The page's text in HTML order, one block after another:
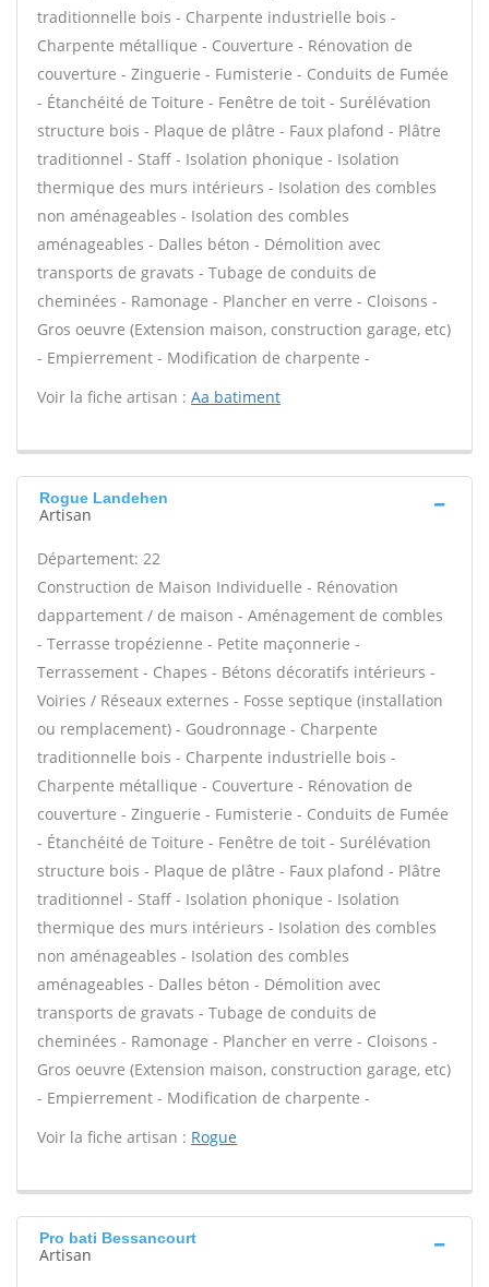
traditionnelle bois - Charpente industrielle bois -
Charpente métallique - Couverture - Rénovation de
couverture - Zinguerie - Fumisterie - Conduits de Fumée
- Étanchéité de Toiture - Fenêtre de toit - Surélévation
structure bois - Plaque de plâtre - Faux plafond - Plâtre
traditionnel - Staff - Isolation phonique - Isolation
thermique des murs intérieurs - Isolation des combles
non aménageables - Isolation des combles
aménageables - Dalles béton - Démolition avec
transports de gravats - Tubage de conduits de
cheminées - Ramonage - Plancher en verre - Cloisons -
Gros oeuvre (Extension maison, construction garage, etc)
- Empierrement - Modification de charpente -
Voir la fiche artisan : Aa batiment
Rogue Landehen
Artisan
Département: 22
Construction de Maison Individuelle - Rénovation
dappartement / de maison - Aménagement de combles
- Terrasse tropézienne - Petite maçonnerie -
Terrassement - Chapes - Bétons décoratifs intérieurs -
Voiries / Réseaux externes - Fosse septique (installation
ou remplacement) - Goudronnage - Charpente
traditionnelle bois - Charpente industrielle bois -
Charpente métallique - Couverture - Rénovation de
couverture - Zinguerie - Fumisterie - Conduits de Fumée
- Étanchéité de Toiture - Fenêtre de toit - Surélévation
structure bois - Plaque de plâtre - Faux plafond - Plâtre
traditionnel - Staff - Isolation phonique - Isolation
thermique des murs intérieurs - Isolation des combles
non aménageables - Isolation des combles
aménageables - Dalles béton - Démolition avec
transports de gravats - Tubage de conduits de
cheminées - Ramonage - Plancher en verre - Cloisons -
Gros oeuvre (Extension maison, construction garage, etc)
- Empierrement - Modification de charpente -
Voir la fiche artisan : Rogue
Pro bati Bessancourt
Artisan